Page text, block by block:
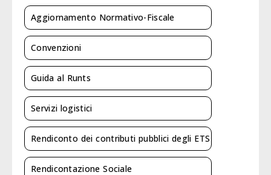
Aggiornamento Normativo-Fiscale
Convenzioni
Guida al Runts
Servizi logistici
Rendiconto dei contributi pubblici degli ETS
Rendicontazione Sociale